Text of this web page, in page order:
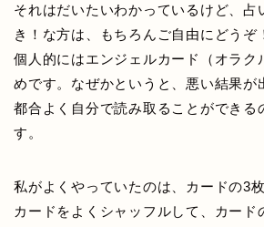
それはだいたいわかっているけど、占
き！な方は、もちろんご自由にどうぞ
個人的にはエンジェルカード（オラク
めです。なぜかというと、悪い結果が
都合よく自分で読み取ることができる
す。
私がよくやっていたのは、カードの3枚
カードをよくシャッフルして、カード